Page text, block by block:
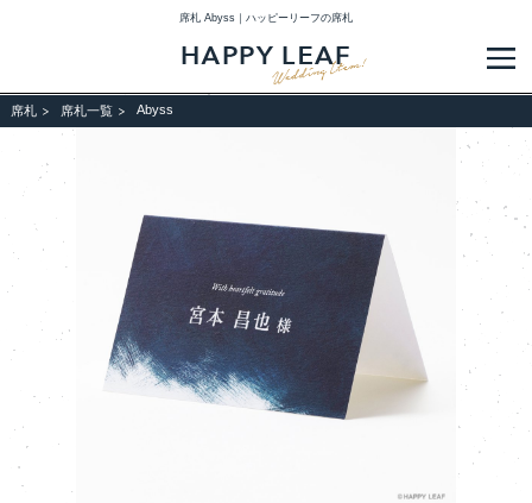
席札 Abyss｜ハッピーリーフの席札
メ
席札 席札一覧 Abyss